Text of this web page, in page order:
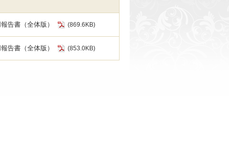
告書（全体版） (869.6KB)
告書（全体版） (853.0KB)